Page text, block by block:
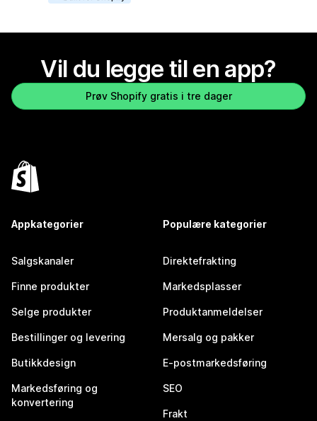
Vil du legge til en app?
Prøv Shopify gratis i tre dager
Appkategorier
Salgskanaler
Finne produkter
Selge produkter
Bestillinger og levering
Butikkdesign
Markedsføring og
konvertering
Populære kategorier
Direktefrakting
Markedsplasser
Produktanmeldelser
Mersalg og pakker
E-postmarkedsføring
SEO
Frakt